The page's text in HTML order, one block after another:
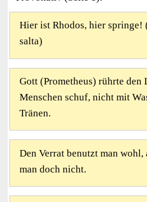
Hier ist Rhodos, hier springe!
salta)
Gott (Prometheus) rührte den
Menschen schuf, nicht mit
Tränen.
Den Verrat benutzt man
man doch nicht.